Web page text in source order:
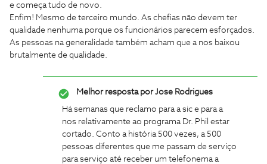
e começa tudo de novo.
Enfim! Mesmo de terceiro mundo. As chefias não devem ter
qualidade nenhuma porque os funcionários parecem esforçados.
As pessoas na generalidade também acham que a nos baixou
brutalmente de qualidade.
Melhor resposta porJose Rodrigues
Há semanas que reclamo para a sic e para a
nos relativamente ao programa Dr. Phil estar
cortado. Conto a história 500 vezes, a 500
pessoas diferentes que me passam de serviço
para serviço até receber um telefonema a